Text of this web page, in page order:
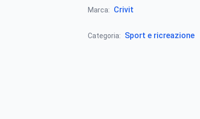
Marca: Crivit
Categoria: Sport e ricreazione